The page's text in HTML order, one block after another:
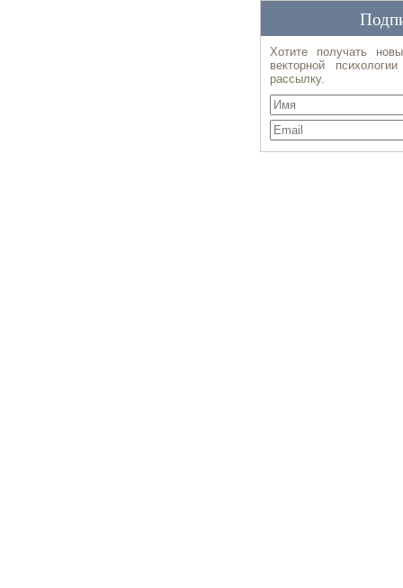
Хотите получать
векторной
рассылку.